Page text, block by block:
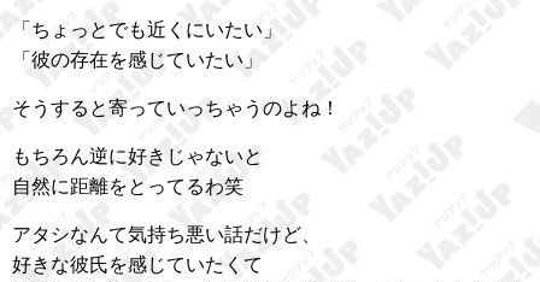
「ちょっとでも近くにいたい」
「彼の存在を感じていたい」
そうすると寄っていっちゃうのよね！
もちろん逆に好きじゃないと
自然に距離をとってるわ笑
アタシなんて気持ち悪い話だけど、
好きな彼氏を感じていたくて